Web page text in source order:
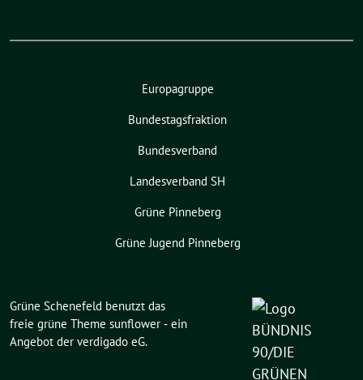
Europagruppe
Bundestagsfraktion
Bundesverband
Landesverband SH
Grüne Pinneberg
Grüne Jugend Pinneberg
Grüne Schenefeld benutzt das
freie grüne Theme sunflower ‐ ein
Angebot der verdigado eG.